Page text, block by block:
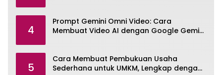
4
Prompt Gemini Omni Video: Cara
Membuat Video AI dengan Google Gemini
5
Cara Membuat Pembukuan Usaha
Sederhana untuk UMKM, Lengkap dengan